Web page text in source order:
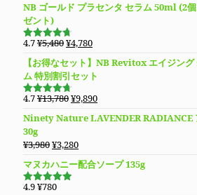
¥5,480
し
た。
は
す。
NB ゴールド プラセンタ セラム 50ml (2
ゼント)
5段階で
価
4.7¥5,480元
価
格
は
で
た。
¥4,780現
の
価
格
¥4,780
【お得なセット】NB Revitox エイジン
ム 特別割引セット
5段階で
価
4.7¥13,780元
価
は
¥13,780
で
¥9,890現
の
は
Ninety Nature LAVENDER RADIANCE
30g
¥3,980元
価
格
¥3,280現
在
の
マヌカハニー配合ソープ 135g
5段階で
4.9¥780